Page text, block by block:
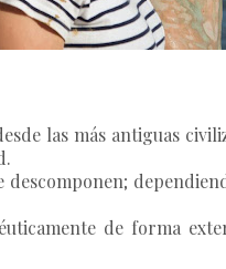
las más antiguas
de forma